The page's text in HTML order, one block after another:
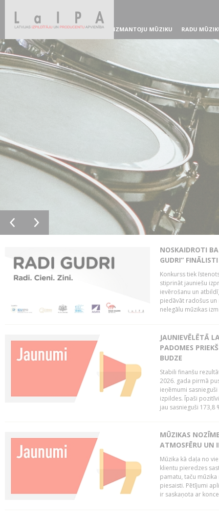
IZMANTOJU MŪZIKU RADU
NOSKAIDROTI
GUDRI” FINĀLISTI
Konkurss tiek
stiprināt jauniešu
ievērošanu un
piedāvāt radošus
nelegālu mūzikas
JAUNIEVĒLĒTĀ
PADOMES
BUDZE
Stabili finanšu
2026. gada pirmā
ieņēmumi
izpildes. Īpaši
jau sasnieguši 173,8
MŪZIKAS
ATMOSFĒRU UN
Mūzika kā daļa no
klientu pieredzes
pamatu, taču
piesaisti. Pētījumi
ir saskaņota ar